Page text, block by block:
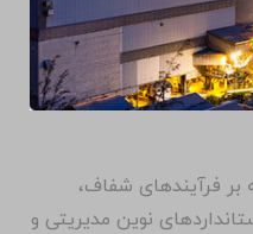
بر فرآیندهای شفاف،
نوین مدیریتی و